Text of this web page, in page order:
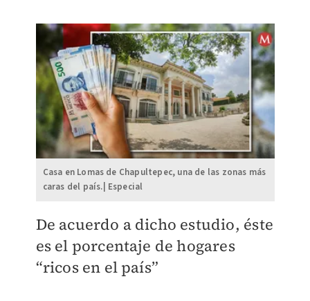
Casa en Lomas de Chapultepec, una de las zonas más
caras del país.| Especial
De acuerdo a dicho estudio, éste
es el porcentaje de hogares
“ricos en el país”